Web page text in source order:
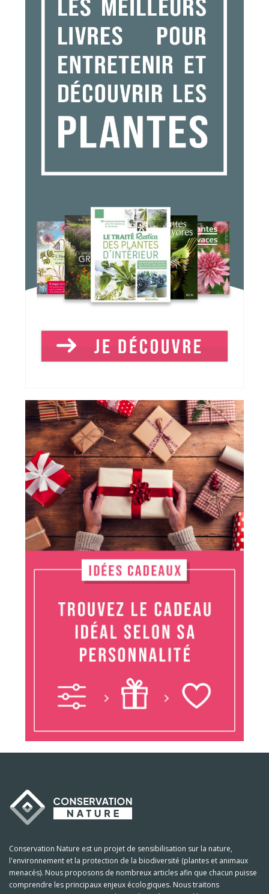
Conservation Nature est un projet de sensibilisation sur la nature,
l'environnement et la protection de la biodiversité (plantes et animaux
menacés). Nous proposons de nombreux articles afin que chacun puisse
comprendre les principaux enjeux écologiques. Nous traitons